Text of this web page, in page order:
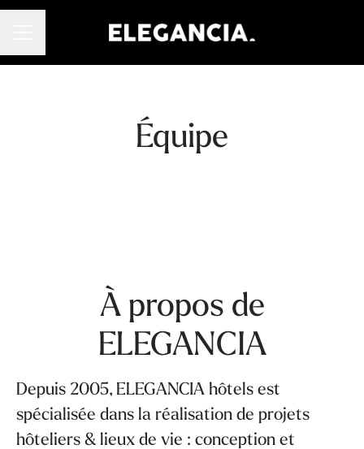
Équipe
À propos de
ELEGANCIA
Depuis 2005, ELEGANCIA hôtels est
spécialisée dans la réalisation de projets
hôteliers & lieux de vie : conception et